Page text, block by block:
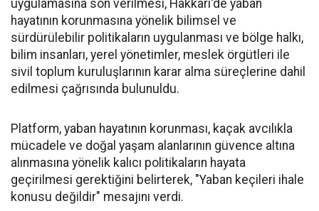
uygulamasına son verilmesi, Hakkâri'de yaban
hayatının korunmasına yönelik bilimsel ve
sürdürülebilir politikaların uygulanması ve bölge halkı,
bilim insanları, yerel yönetimler, meslek örgütleri ile
sivil toplum kuruluşlarının karar alma süreçlerine dahil
edilmesi çağrısında bulunuldu.
Platform, yaban hayatının korunması, kaçak avcılıkla
mücadele ve doğal yaşam alanlarının güvence altına
alınmasına yönelik kalıcı politikaların hayata
geçirilmesi gerektiğini belirterek, "Yaban keçileri ihale
konusu değildir" mesajını verdi.